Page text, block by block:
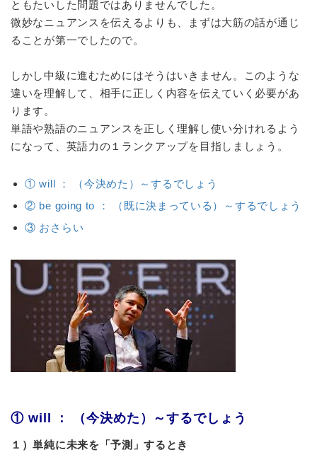
ともたいした問題ではありませんでした。
微妙なニュアンスを伝えるよりも、まずは大筋の話が通じ
ることが第一でしたので。
しかし中級に進むためにはそうはいきません。このような
違いを理解して、相手に正しく内容を伝えていく必要があ
ります。
単語や熟語のニュアンスを正しく理解し使い分けれるよう
になって、英語力の１ランクアップを目指しましょう。
① will ： （今決めた）～するでしょう
② be going to ： （既に決まっている）～するでしょう
③ おさらい
① will ： （今決めた）～するでしょう
１）単純に未来を「予測」するとき